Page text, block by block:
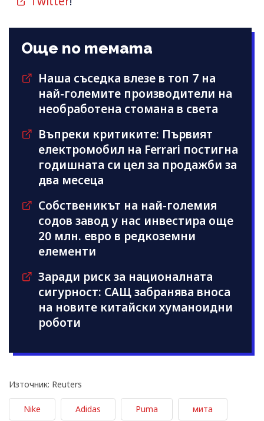
Още по темата
Наша съседка влезе в топ 7 на
най-големите производители на
необработена стомана в света
Въпреки критиките: Първият
електромобил на Ferrari постигна
годишната си цел за продажби за
два месеца
Собственикът на най-големия
содов завод у нас инвестира още
20 млн. евро в редкоземни
елементи
Заради риск за националната
сигурност: САЩ забранява вноса
на новите китайски хуманоидни
роботи
Източник: Reuters
Nike Adidas Puma мита